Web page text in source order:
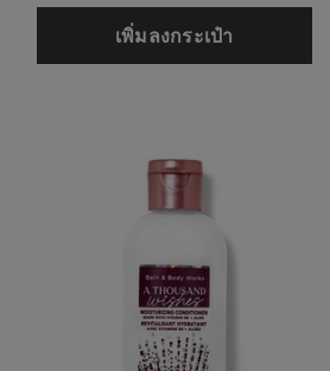
เพิ่มลงกระเป๋า